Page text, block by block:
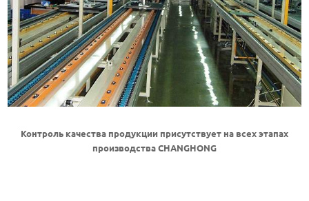
Контроль качества продукции присутствует на всех этапах
производства CHANGHONG